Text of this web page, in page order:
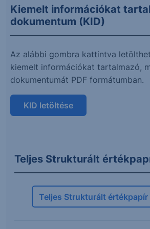
Kiemelt információkat
dokumentum (KID)
Az alábbi gombra kattintva
kiemelt információkat tartalmazó,
dokumentumát PDF formátumban.
KID letöltése
Teljes Strukturált
Teljes Strukturált